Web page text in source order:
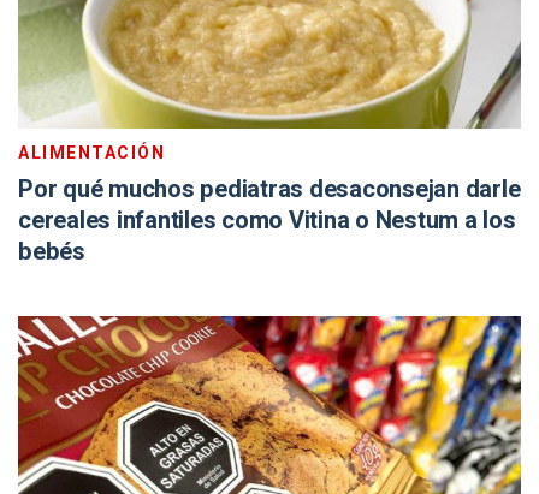
ALIMENTACIÓN
Por qué muchos pediatras desaconsejan darle
cereales infantiles como Vitina o Nestum a los
bebés